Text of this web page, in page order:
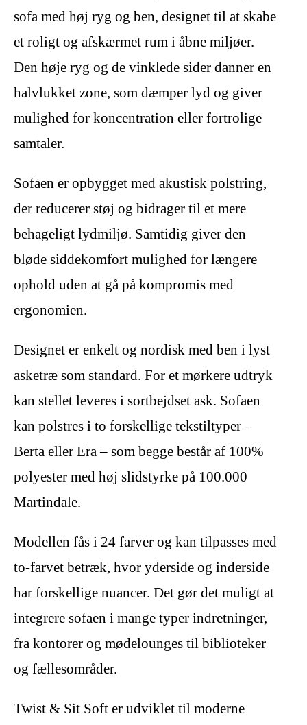
sofa med høj ryg og ben, designet til at skabe
et roligt og afskærmet rum i åbne miljøer.
Den høje ryg og de vinklede sider danner en
halvlukket zone, som dæmper lyd og giver
mulighed for koncentration eller fortrolige
samtaler.
Sofaen er opbygget med akustisk polstring,
der reducerer støj og bidrager til et mere
behageligt lydmiljø. Samtidig giver den
bløde siddekomfort mulighed for længere
ophold uden at gå på kompromis med
ergonomien.
Designet er enkelt og nordisk med ben i lyst
asketræ som standard. For et mørkere udtryk
kan stellet leveres i sortbejdset ask. Sofaen
kan polstres i to forskellige tekstiltyper –
Berta eller Era – som begge består af 100%
polyester med høj slidstyrke på 100.000
Martindale.
Modellen fås i 24 farver og kan tilpasses med
to-farvet betræk, hvor yderside og inderside
har forskellige nuancer. Det gør det muligt at
integrere sofaen i mange typer indretninger,
fra kontorer og mødelounges til biblioteker
og fællesområder.
Twist & Sit Soft er udviklet til moderne